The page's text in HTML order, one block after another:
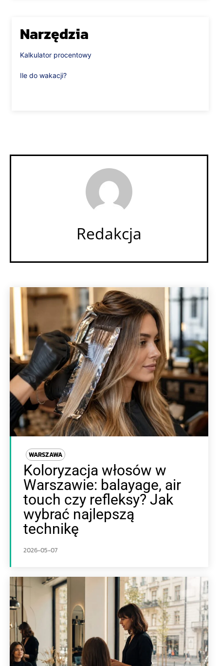
Narzędzia
Kalkulator procentowy
Ile do wakacji?
Redakcja
WARSZAWA
Koloryzacja włosów w
Warszawie: balayage, air
touch czy refleksy? Jak
wybrać najlepszą
technikę
2026-05-07